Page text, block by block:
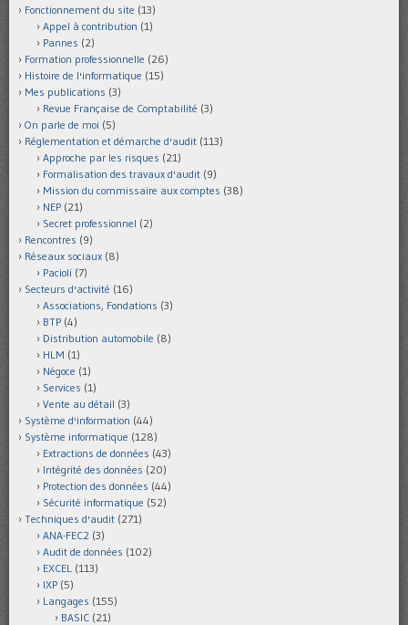
Fonctionnement du site (13)
Appel à contribution (1)
Pannes (2)
Formation professionnelle (26)
Histoire de l'informatique (15)
Mes publications (3)
Revue Française de Comptabilité (3)
On parle de moi (5)
Réglementation et démarche d'audit (113)
Approche par les risques (21)
Formalisation des travaux d'audit (9)
Mission du commissaire aux comptes (38)
NEP (21)
Secret professionnel (2)
Rencontres (9)
Réseaux sociaux (8)
Pacioli (7)
Secteurs d'activité (16)
Associations, Fondations (3)
BTP (4)
Distribution automobile (8)
HLM (1)
Négoce (1)
Services (1)
Vente au détail (3)
Système d'information (44)
Système informatique (128)
Extractions de données (43)
Intégrité des données (20)
Protection des données (44)
Sécurité informatique (52)
Techniques d'audit (271)
ANA-FEC2 (3)
Audit de données (102)
EXCEL (113)
IXP (5)
Langages (155)
BASIC (21)